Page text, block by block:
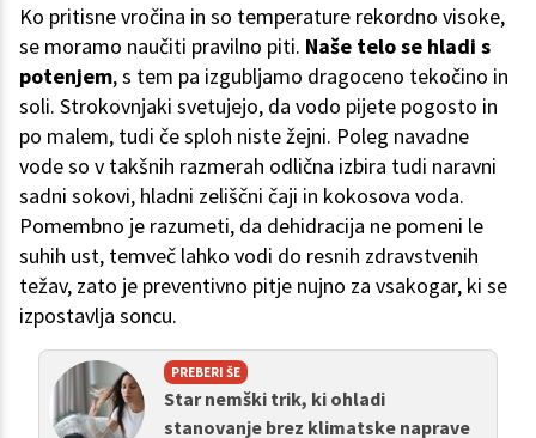
Ko pritisne vročina in so temperature rekordno visoke,
se moramo naučiti pravilno piti. Naše telo se hladi s
potenjem, s tem pa izgubljamo dragoceno tekočino in
soli. Strokovnjaki svetujejo, da vodo pijete pogosto in
po malem, tudi če sploh niste žejni. Poleg navadne
vode so v takšnih razmerah odlična izbira tudi naravni
sadni sokovi, hladni zeliščni čaji in kokosova voda.
Pomembno je razumeti, da dehidracija ne pomeni le
suhih ust, temveč lahko vodi do resnih zdravstvenih
težav, zato je preventivno pitje nujno za vsakogar, ki se
izpostavlja soncu.
PREBERI ŠE
Star nemški trik, ki ohladi
stanovanje brez klimatske naprave